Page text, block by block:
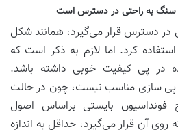
سنگ به راحتی در دسترس است
در دسترس قرار می‌گیرد، همانند شکل
کرد. اما لازم به ذکر است که
در پی کیفیت خوبی داشته باشد.
سازی مناسب نیست، چون در حالت
فونداسیون بایستی براساس اصول
روی آن قرار می‌گیرد، حداقل به اندازه